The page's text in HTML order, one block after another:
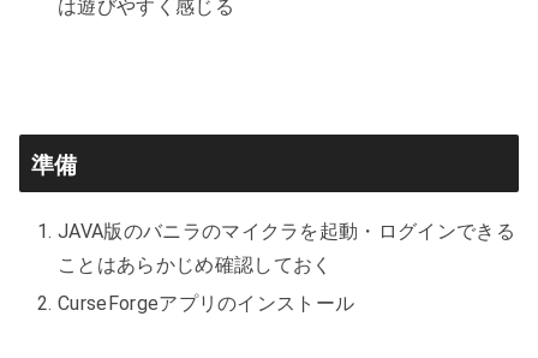
は遊びやすく感じる
準備
JAVA版のバニラのマイクラを起動・ログインできる
ことはあらかじめ確認しておく
CurseForgeアプリのインストール